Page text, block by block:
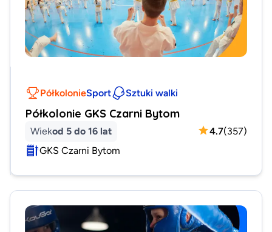
PółkolonieSport Sztuki walki
Półkolonie GKS Czarni Bytom
Wiekod 5 do 16 lat 4.7(357)
GKS Czarni Bytom